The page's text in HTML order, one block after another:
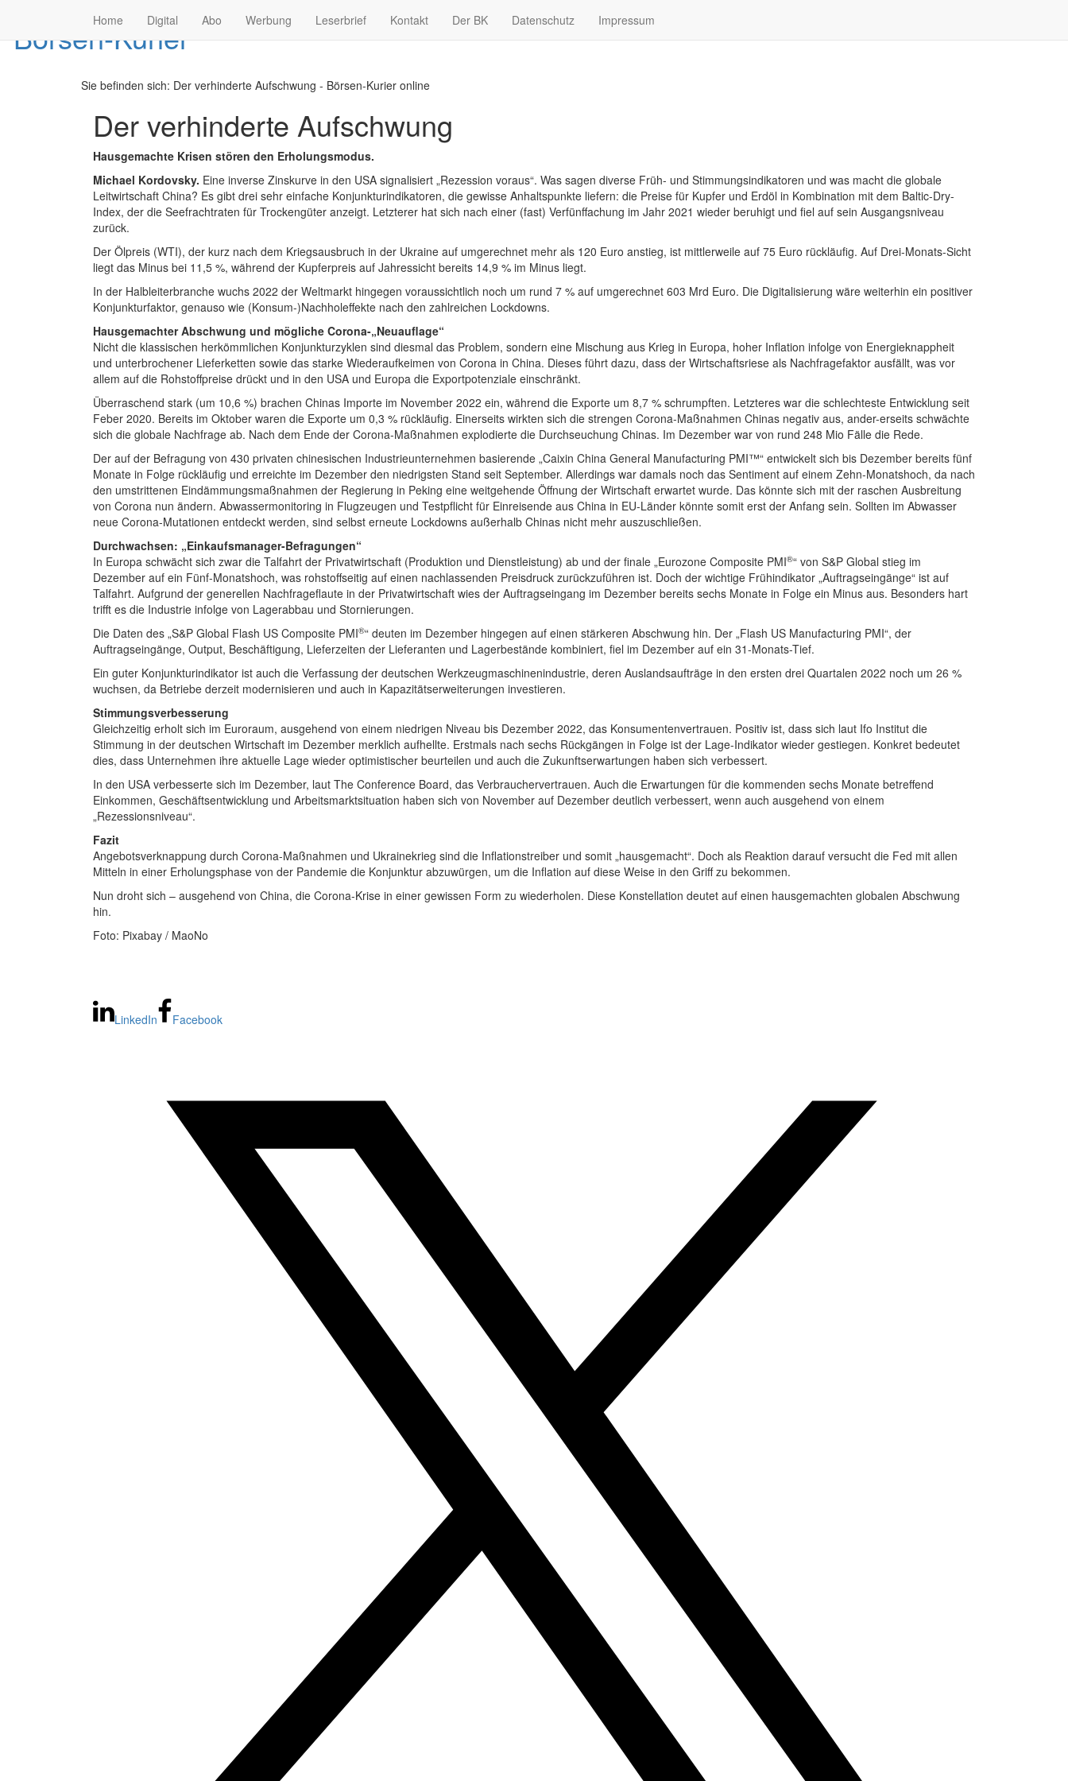
Home Digital Abo Werbung Leserbrief Kontakt Der BK Datenschutz Impressum
Sie befinden sich: Der verhinderte Aufschwung - Börsen-Kurier online
Der verhinderte Aufschwung
Hausgemachte Krisen stören den Erholungsmodus.
Michael Kordovsky. Eine inverse Zinskurve in den USA signalisiert „Rezession voraus“. Was sagen diverse Früh- und Stimmungsindikatoren und was macht die globale
Leitwirtschaft China? Es gibt drei sehr einfache Konjunkturindikatoren, die gewisse Anhaltspunkte liefern: die Preise für Kupfer und Erdöl in Kombination mit dem Baltic-Dry-
Index, der die Seefrachtraten für Trockengüter anzeigt. Letzterer hat sich nach einer (fast) Verfünffachung im Jahr 2021 wieder beruhigt und fiel auf sein Ausgangsniveau
zurück.
Der Ölpreis (WTI), der kurz nach dem Kriegsausbruch in der Ukraine auf umgerechnet mehr als 120 Euro anstieg, ist mittlerweile auf 75 Euro rückläufig. Auf Drei-Monats-Sicht
liegt das Minus bei 11,5 %, während der Kupferpreis auf Jahressicht bereits 14,9 % im Minus liegt.
In der Halbleiterbranche wuchs 2022 der Weltmarkt hingegen voraussichtlich noch um rund 7 % auf umgerechnet 603 Mrd Euro. Die Digitalisierung wäre weiterhin ein positiver
Konjunkturfaktor, genauso wie (Konsum-)Nachholeffekte nach den zahlreichen Lockdowns.
Hausgemachter Abschwung und mögliche Corona-„Neuauflage“
Nicht die klassischen herkömmlichen Konjunkturzyklen sind diesmal das Problem, sondern eine Mischung aus Krieg in Europa, hoher Inflation infolge von Energieknappheit
und unterbrochener Lieferketten sowie das starke Wiederaufkeimen von Corona in China. Dieses führt dazu, dass der Wirtschaftsriese als Nachfragefaktor ausfällt, was vor
allem auf die Rohstoffpreise drückt und in den USA und Europa die Exportpotenziale einschränkt.
Überraschend stark (um 10,6 %) brachen Chinas Importe im November 2022 ein, während die Exporte um 8,7 % schrumpften. Letzteres war die schlechteste Entwicklung seit
Feber 2020. Bereits im Oktober waren die Exporte um 0,3 % rückläufig. Einerseits wirkten sich die strengen Corona-Maßnahmen Chinas negativ aus, ander-erseits schwächte
sich die globale Nachfrage ab. Nach dem Ende der Corona-Maßnahmen explodierte die Durchseuchung Chinas. Im Dezember war von rund 248 Mio Fälle die Rede.
Der auf der Befragung von 430 privaten chinesischen Industrieunternehmen basierende „Caixin China General Manufacturing PMI™“ entwickelt sich bis Dezember bereits fünf
Monate in Folge rückläufig und erreichte im Dezember den niedrigsten Stand seit September. Allerdings war damals noch das Sentiment auf einem Zehn-Monatshoch, da nach
den umstrittenen Eindämmungsmaßnahmen der Regierung in Peking eine weitgehende Öffnung der Wirtschaft erwartet wurde. Das könnte sich mit der raschen Ausbreitung
von Corona nun ändern. Abwassermonitoring in Flugzeugen und Testpflicht für Einreisende aus China in EU-Länder könnte somit erst der Anfang sein. Sollten im Abwasser
neue Corona-Mutationen entdeckt werden, sind selbst erneute Lockdowns außerhalb Chinas nicht mehr auszuschließen.
Durchwachsen: „Einkaufsmanager-Befragungen“
In Europa schwächt sich zwar die Talfahrt der Privatwirtschaft (Produktion und Dienstleistung) ab und der finale „Eurozone Composite PMI®“ von S&P Global stieg im
Dezember auf ein Fünf-Monatshoch, was rohstoffseitig auf einen nachlassenden Preisdruck zurückzuführen ist. Doch der wichtige Frühindikator „Auftragseingänge“ ist auf
Talfahrt. Aufgrund der generellen Nachfrageflaute in der Privatwirtschaft wies der Auftragseingang im Dezember bereits sechs Monate in Folge ein Minus aus. Besonders hart
trifft es die Industrie infolge von Lagerabbau und Stornierungen.
Die Daten des „S&P Global Flash US Composite PMI®“ deuten im Dezember hingegen auf einen stärkeren Abschwung hin. Der „Flash US Manufacturing PMI“, der
Auftragseingänge, Output, Beschäftigung, Lieferzeiten der Lieferanten und Lagerbestände kombiniert, fiel im Dezember auf ein 31-Monats-Tief.
Ein guter Konjunkturindikator ist auch die Verfassung der deutschen Werkzeugmaschinenindustrie, deren Auslandsaufträge in den ersten drei Quartalen 2022 noch um 26 %
wuchsen, da Betriebe derzeit modernisieren und auch in Kapazitätserweiterungen investieren.
Stimmungsverbesserung
Gleichzeitig erholt sich im Euroraum, ausgehend von einem niedrigen Niveau bis Dezember 2022, das Konsumentenvertrauen. Positiv ist, dass sich laut Ifo Institut die
Stimmung in der deutschen Wirtschaft im Dezember merklich aufhellte. Erstmals nach sechs Rückgängen in Folge ist der Lage-Indikator wieder gestiegen. Konkret bedeutet
dies, dass Unternehmen ihre aktuelle Lage wieder optimistischer beurteilen und auch die Zukunftserwartungen haben sich verbessert.
In den USA verbesserte sich im Dezember, laut The Conference Board, das Verbrauchervertrauen. Auch die Erwartungen für die kommenden sechs Monate betreffend
Einkommen, Geschäftsentwicklung und Arbeitsmarktsituation haben sich von November auf Dezember deutlich verbessert, wenn auch ausgehend von einem
„Rezessionsniveau“.
Fazit
Angebotsverknappung durch Corona-Maßnahmen und Ukrainekrieg sind die Inflationstreiber und somit „hausgemacht“. Doch als Reaktion darauf versucht die Fed mit allen
Mitteln in einer Erholungsphase von der Pandemie die Konjunktur abzuwürgen, um die Inflation auf diese Weise in den Griff zu bekommen.
Nun droht sich – ausgehend von China, die Corona-Krise in einer gewissen Form zu wiederholen. Diese Konstellation deutet auf einen hausgemachten globalen Abschwung
hin.
Foto: Pixabay / MaoNo
LinkedIn Facebook